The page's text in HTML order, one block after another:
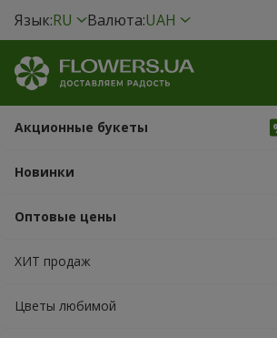
Язык:RU Валюта:UAH
Акционные букеты
Новинки
Оптовые цены
ХИТ продаж
Цветы любимой